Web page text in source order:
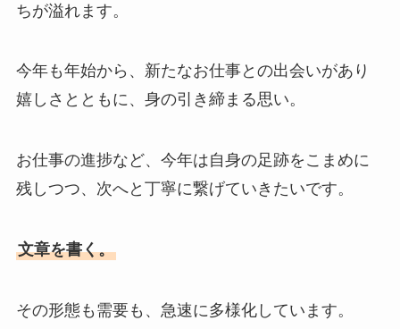
ちが溢れます。
今年も年始から、新たなお仕事との出会いがあり
嬉しさとともに、身の引き締まる思い。
お仕事の進捗など、今年は自身の足跡をこまめに
残しつつ、次へと丁寧に繋げていきたいです。
文章を書く。
その形態も需要も、急速に多様化しています。